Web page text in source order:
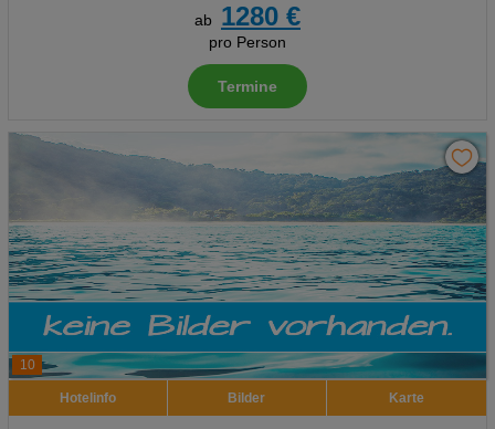
ab
1280 €
pro Person
Termine
10
Hotelinfo Bilder Karte